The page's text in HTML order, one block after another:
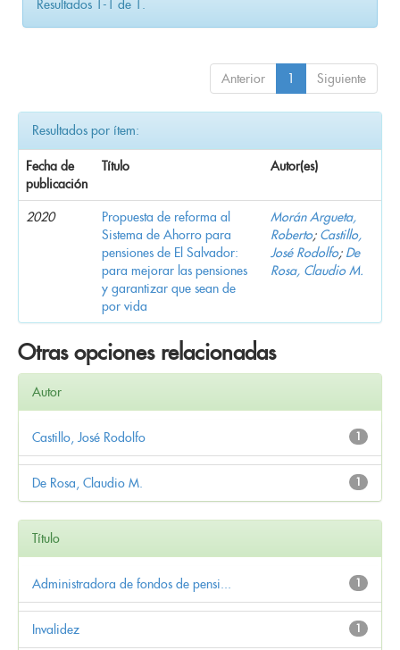
Resultados 1-1 de 1.
Anterior 1 Siguiente
Resultados por ítem:
Fecha de
publicación
Título Autor(es)
2020
Propuesta de reforma al
Sistema de Ahorro para
pensiones de El Salvador:
para mejorar las pensiones
y garantizar que sean de
por vida
Morán Argueta,
Roberto; Castillo,
José Rodolfo; De
Rosa, Claudio M.
Otras opciones relacionadas
Autor
1
Castillo, José Rodolfo
1
De Rosa, Claudio M.
Título
1
Administradora de fondos de pensi...
1
Invalidez